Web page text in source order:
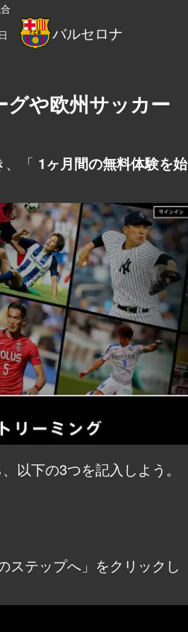
バルセロナ
や欧州サッカー
、「 1ヶ月間の無料体験を始
以下の3つを記入しよう。
ステップへ」をクリックし